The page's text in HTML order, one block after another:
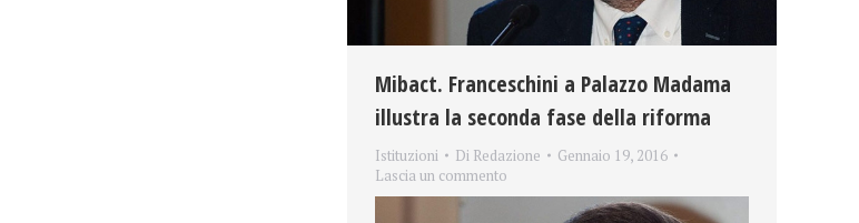
Mibact. Franceschini a Palazzo Madama
illustra la seconda fase della riforma
Istituzioni Di Redazione
Gennaio 19, 2016
Lascia un commento